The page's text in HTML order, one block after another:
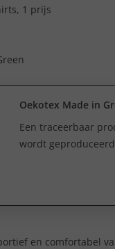
1 prijs
Oekotex Made in
Een traceerbaar
wordt
en comfortabel